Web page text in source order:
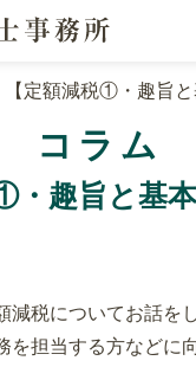
【定額減税①・趣旨と
コラム
・趣旨と基
減税についてお話を
を担当する方などに